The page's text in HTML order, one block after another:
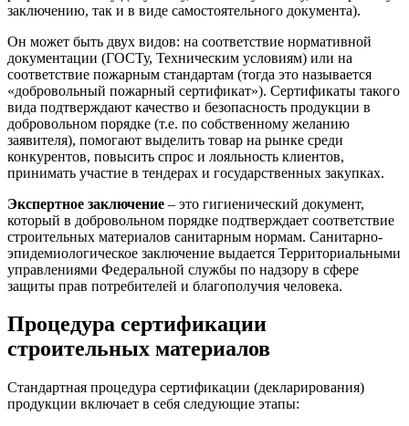
заключению, так и в виде самостоятельного документа).
Он может быть двух видов: на соответствие нормативной
документации (ГОСТу, Техническим условиям) или на
соответствие пожарным стандартам (тогда это называется
«добровольный пожарный сертификат»). Сертификаты такого
вида подтверждают качество и безопасность продукции в
добровольном порядке (т.е. по собственному желанию
заявителя), помогают выделить товар на рынке среди
конкурентов, повысить спрос и лояльность клиентов,
принимать участие в тендерах и государственных закупках.
Экспертное заключение – это гигиенический документ,
который в добровольном порядке подтверждает соответствие
строительных материалов санитарным нормам. Санитарно-
эпидемиологическое заключение выдается Территориальными
управлениями Федеральной службы по надзору в сфере
защиты прав потребителей и благополучия человека.
Процедура сертификации
строительных материалов
Стандартная процедура сертификации (декларирования)
продукции включает в себя следующие этапы: